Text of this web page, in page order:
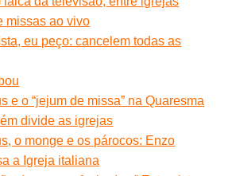
missas ao vivo
eu peço: cancelem todas as
e o “jejum de missa” na Quaresma
divide as igrejas
o monge e os párocos: Enzo
a Igreja italiana